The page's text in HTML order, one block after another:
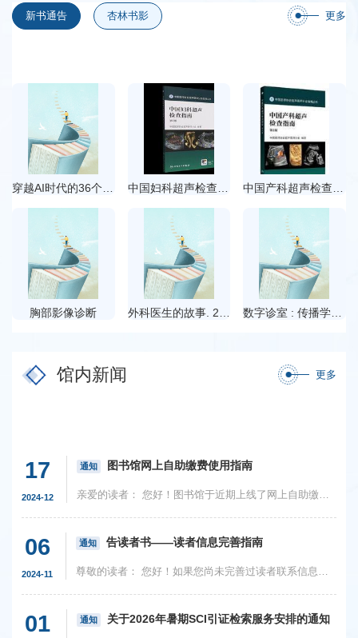
新书通告 杏林书影 更多
胸部影像诊断 外科医生的故事. 2, 柳叶刀传奇 数字诊室 : 传播学视角下的在线问诊 : a communication approach to online medical consultation
馆内新闻 更多
17
2024-12
通知 图书馆网上自助缴费使用指南
亲爱的读者： 您好！图书馆于近期上线了网上自助缴费功能。如果您由于借阅超期等原因需要向图书馆缴纳费用，可以不用来馆办理，只需按以下步骤在网上自助处理： 第1步：扫描下方二维码，或点击图书馆网站顶部的“移动...
06
2024-11
通知 告读者书——读者信息完善指南
尊敬的读者： 您好！如果您尚未完善过读者联系信息，请先访问图书馆统一检索系统登录您的读者账户并完善联系信息，以便馆员在必要时尽快与您取得联系，更好地为您提供服务。登录统一检索系统读者账户的方法如下： 电...
01 通知 关于2026年暑期SCI引证检索服务安排的通知